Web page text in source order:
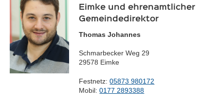
Eimke und ehrenamtlicher
Gemeindedirektor
Thomas Johannes
Schmarbecker Weg 29
29578 Eimke
Festnetz:05873 980172
Mobil:0177 2893388